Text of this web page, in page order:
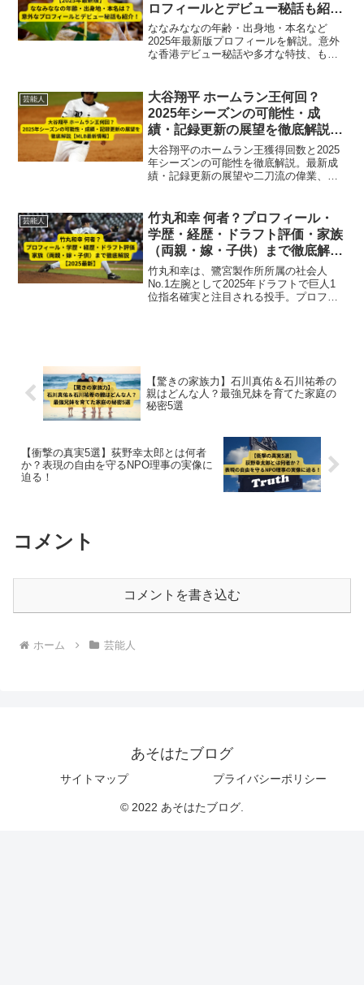
ロフィールとデビュー秘話も紹
介！
ななみななの年齢・出身地・本名など
2025年最新版プロフィールを解説。意外
な香港デビュー秘話や多才な特技、もの
芸能人
大谷翔平 ホームラン王何回？
2025年シーズンの可能性・成
績・記録更新の展望を徹底解説
【MLB最新情報】
大谷翔平のホームラン王獲得回数と2025
年シーズンの可能性を徹底解説。最新成
績・記録更新の展望や二刀流の偉業、
芸能人
竹丸和幸 何者？プロフィール・
学歴・経歴・ドラフト評価・家族
（両親・嫁・子供）まで徹底解説
【2025最新】
竹丸和幸は、鷺宮製作所所属の社会人
No.1左腕として2025年ドラフトで巨人1
位指名確実と注目される投手。プロフィ
【驚きの家族力】石川真佑＆石川祐希の
親はどんな人？最強兄妹を育てた家庭の
秘密5選
【衝撃の真実5選】荻野幸太郎とは何者
か？表現の自由を守るNPO理事の実像に
迫る！
コメント
コメントを書き込む
ホーム 芸能人
あそはたブログ
サイトマップ プライバシーポリシー
© 2022 あそはたブログ.